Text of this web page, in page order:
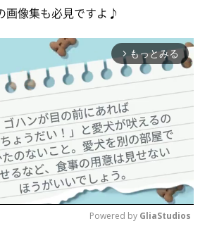
画像集も必見ですよ♪
arrow_forward_ios もっとみる
Powered by GliaStudios